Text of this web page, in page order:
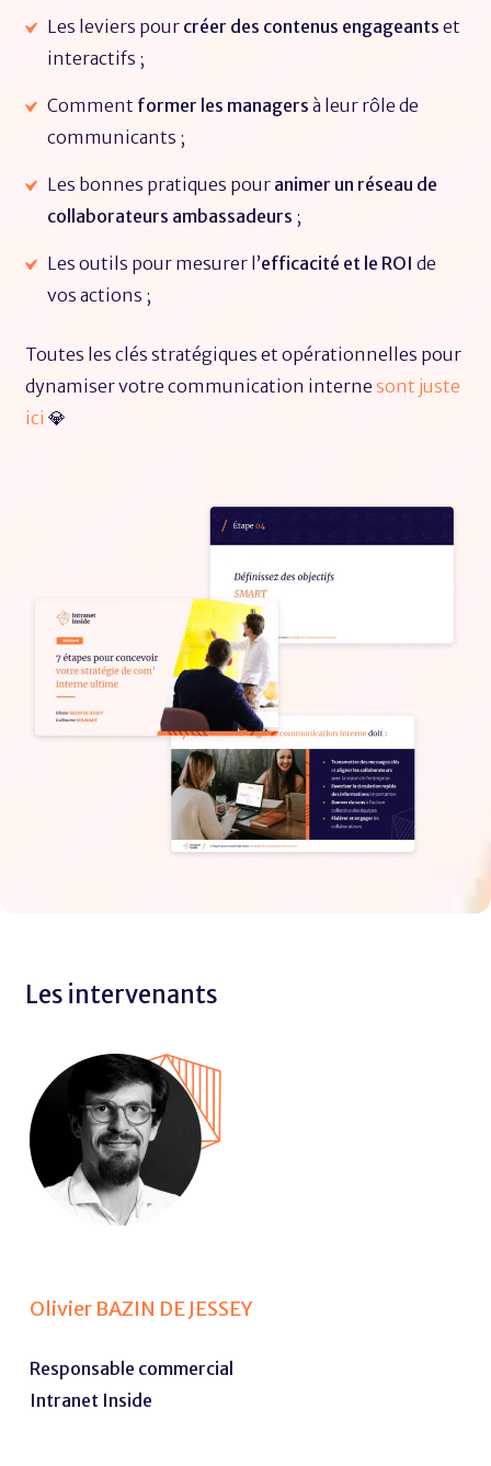
Les leviers pour créer des contenus engageants et
interactifs ;
Comment former les managersà leur rôle de
communicants ;
Les bonnes pratiques pour animer un réseau de
collaborateurs ambassadeurs ;
Les outils pour mesurer l’efficacité et le ROI de
vos actions ;
Toutes les clés stratégiques et opérationnelles pour
dynamiser votre communication internesont juste
ici 💎
Les intervenants
Olivier BAZIN DE JESSEY
Responsable commercial
Intranet Inside